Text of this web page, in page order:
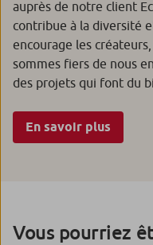
auprès de notre client
contribue à la diversité
encourage les
sommes fiers de nous
des projets qui font du
En savoir plus
Vous pourriez